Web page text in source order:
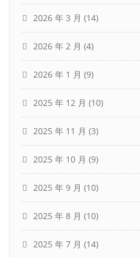
2026 年 3 月 (14)
2026 年 2 月 (4)
2026 年 1 月 (9)
2025 年 12 月 (10)
2025 年 11 月 (3)
2025 年 10 月 (9)
2025 年 9 月 (10)
2025 年 8 月 (10)
2025 年 7 月 (14)